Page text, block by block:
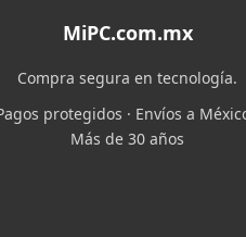
MiPC.com.mx
Compra segura en tecnología.
protegidos · Envíos a
Más de 30 años